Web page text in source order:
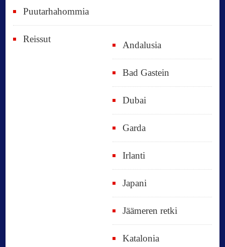
Puutarhahommia
Reissut
Andalusia
Bad Gastein
Dubai
Garda
Irlanti
Japani
Jäämeren retki
Katalonia